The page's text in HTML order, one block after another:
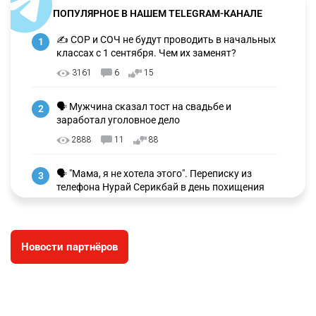
ПОПУЛЯРНОЕ В НАШЕМ TELEGRAM-КАНАЛЕ
1
✍️ СОР и СОЧ не будут проводить в начальных
классах с 1 сентября. Чем их заменят?
3161 6 15
2
🗣 Мужчина сказал тост на свадьбе и
заработал уголовное дело
2888 11 88
3
🗣 "Мама, я не хотела этого". Переписку из
телефона Нурай Серикбай в день похищения
зачитали в суде
⚠️ Доброе утро, друзья! Предлагаем обзор
главных новостей за 4 августа
Новости партнёров